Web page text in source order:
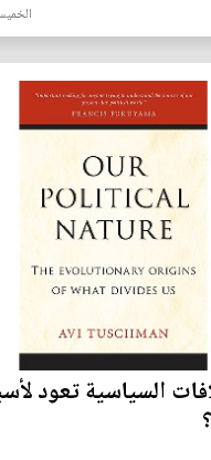
الخميس 26
السياسية تعود